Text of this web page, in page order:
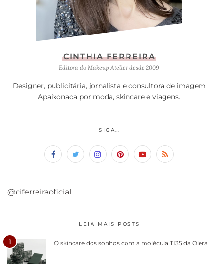
CINTHIA FERREIRA
Editora do Makeup Atelier desde 2009
Designer, publicitária, jornalista e consultora de imagem
Apaixonada por moda, skincare e viagens.
SIGA…
@ciferreiraoficial
LEIA MAIS POSTS
1 O skincare dos sonhos com a molécula TI35 da Olera